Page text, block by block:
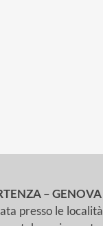
– GENOVA
presso le località